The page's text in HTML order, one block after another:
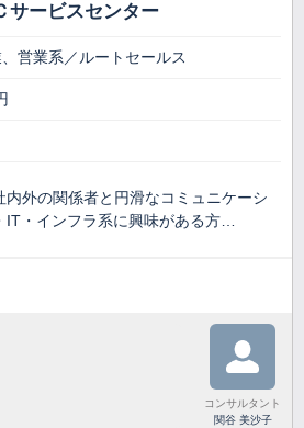
サービスセンター
営業系／ルートセールス
内外の関係者と円滑なコミュニケーシ
IT・インフラ系に興味がある方…
コンサルタント
関谷 美沙子